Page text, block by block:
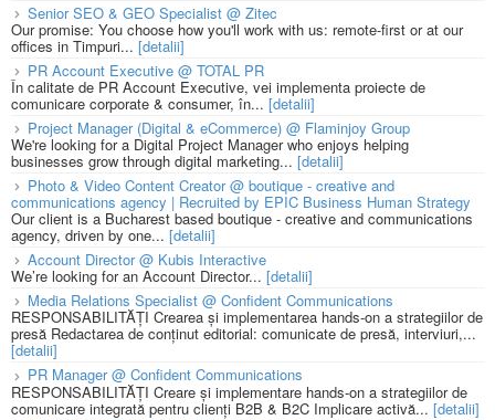
Senior SEO & GEO Specialist @ Zitec
Our promise: You choose how you'll work with us: remote-first or at our
offices in Timpuri... [detalii]
PR Account Executive @ TOTAL PR
În calitate de PR Account Executive, vei implementa proiecte de
comunicare corporate & consumer, în... [detalii]
Project Manager (Digital & eCommerce) @ Flaminjoy Group
We're looking for a Digital Project Manager who enjoys helping
businesses grow through digital marketing... [detalii]
Photo & Video Content Creator @ boutique - creative and
communications agency | Recruited by EPIC Business Human Strategy
Our client is a Bucharest based boutique - creative and communications
agency, driven by one... [detalii]
Account Director @ Kubis Interactive
We’re looking for an Account Director... [detalii]
Media Relations Specialist @ Confident Communications
RESPONSABILITĂȚI Crearea și implementarea hands-on a strategiilor de
presă Redactarea de conținut editorial: comunicate de presă, interviuri,...
[detalii]
PR Manager @ Confident Communications
RESPONSABILITĂȚI Creare și implementare hands-on a strategiilor de
comunicare integrată pentru clienți B2B & B2C Implicare activă... [detalii]